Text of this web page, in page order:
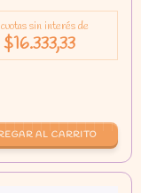
cuotas sin interés de
$16.333,33